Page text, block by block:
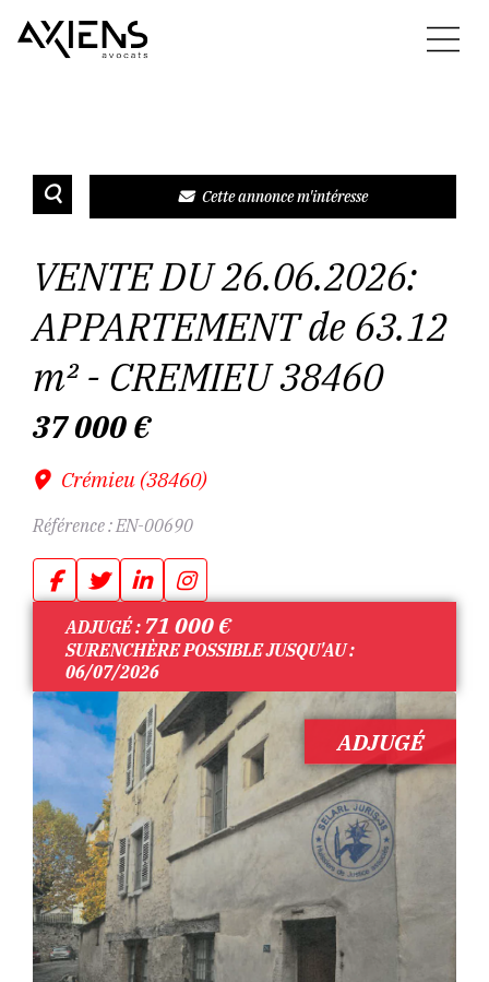
Cette annonce m'intéresse
VENTE DU 26.06.2026:
APPARTEMENT de 63.12
m² - CREMIEU 38460
ADJUGÉ
37 000€
Crémieu (38460)
ADJUGÉ : 71 000€
SURENCHÈRE POSSIBLE JUSQU'AU :
06/07/2026
Référence :EN-00690